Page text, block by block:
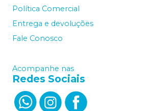
Política Comercial
Entrega e devoluções
Fale Conosco
Acompanhe nas
Redes Sociais